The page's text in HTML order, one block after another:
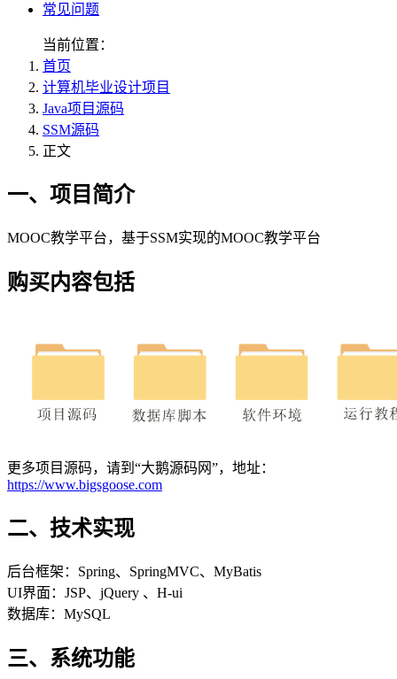
常见问题
当前位置：
首页
计算机毕业设计项目
Java项目源码
SSM源码
正文
一、项目简介
MOOC教学平台，基于SSM实现的MOOC教学平台
购买内容包括
更多项目源码，请到“大鹅源码网”，地址：
https://www.bigsgoose.com
二、技术实现
后台框架：Spring、SpringMVC、MyBatis
UI界面：JSP、jQuery 、H-ui
数据库：MySQL
三、系统功能